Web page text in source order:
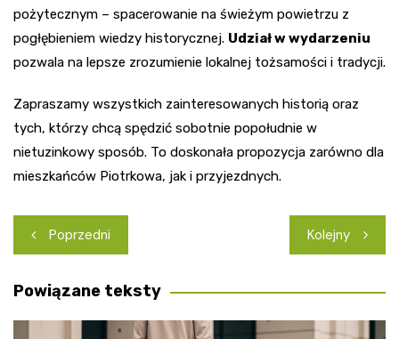
pożytecznym – spacerowanie na świeżym powietrzu z
pogłębieniem wiedzy historycznej. Udział w wydarzeniu
pozwala na lepsze zrozumienie lokalnej tożsamości i tradycji.
Zapraszamy wszystkich zainteresowanych historią oraz
tych, którzy chcą spędzić sobotnie popołudnie w
nietuzinkowy sposób. To doskonała propozycja zarówno dla
mieszkańców Piotrkowa, jak i przyjezdnych.
Nawigacja
wpisu
Poprzedni Kolejny
Powiązane teksty